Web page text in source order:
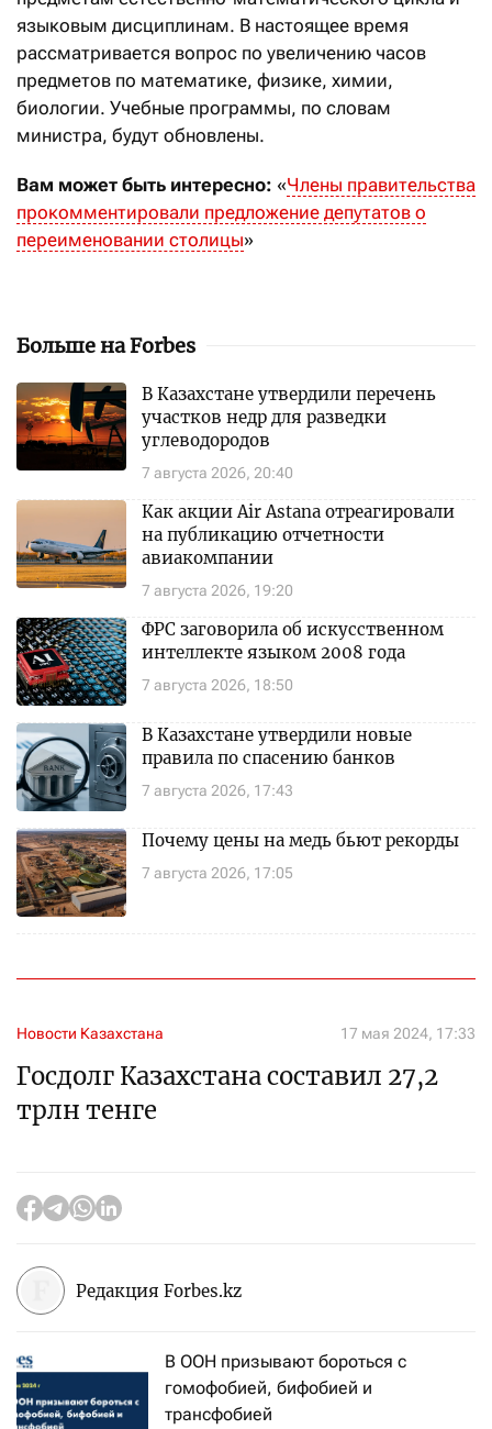
языковым дисциплинам. В настоящее время
рассматривается вопрос по увеличению часов
предметов по математике, физике, химии,
биологии. Учебные программы, по словам
министра, будут обновлены.
Вам может быть интересно: «Члены правительства
прокомментировали предложение депутатов о
переименовании столицы»
Больше на Forbes
7 августа 2026, 20:40
В Казахстане утвердили перечень
участков недр для разведки
углеводородов
7 августа 2026, 19:20
Как акции Air Astana отреагировали
на публикацию отчетности
авиакомпании
7 августа 2026, 18:50
ФРС заговорила об искусственном
интеллекте языком 2008 года
7 августа 2026, 17:43
В Казахстане утвердили новые
правила по спасению банков
7 августа 2026, 17:05
Почему цены на медь бьют рекорды
Новости Казахстана 17 мая 2024, 17:33
Госдолг Казахстана составил 27,2
трлн тенге
Редакция Forbes.kz
В ООН призывают бороться с
гомофобией, бифобией и
трансфобией